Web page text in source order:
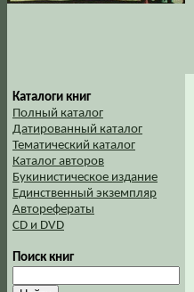
Каталоги книг
Полный каталог
Датированный каталог
Тематический каталог
Каталог авторов
Букинистическое издание
Единственный экземпляр
Авторефераты
CD и DVD
Поиск книг